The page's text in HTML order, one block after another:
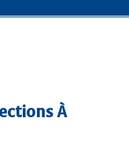
À